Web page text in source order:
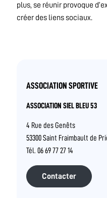
plus, se réunir provoque
créer des liens sociaux.
ASSOCIATION SPORTIVE
ASSOCIATION SIEL BLEU 53
4 Rue des Genêts
53300 Saint Fraimbault de
Tél. 06 69 77 27 14
Contacter